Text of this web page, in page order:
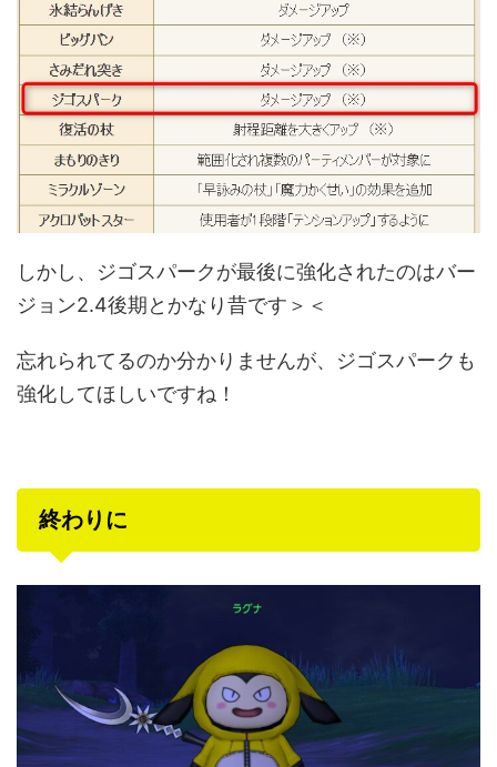
しかし、ジゴスパークが最後に強化されたのはバー
ジョン2.4後期とかなり昔です＞＜
忘れられてるのか分かりませんが、ジゴスパークも
強化してほしいですね！
終わりに